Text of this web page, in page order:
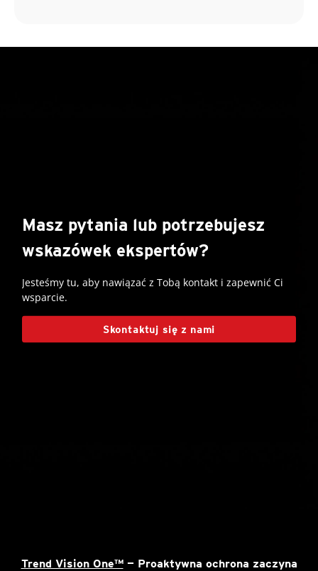
Masz pytania lub potrzebujesz
wskazówek ekspertów?
Jesteśmy tu, aby nawiązać z Tobą kontakt i zapewnić Ci
wsparcie.
Skontaktuj się z nami
Trend Vision One™— Proaktywna ochrona zaczyna